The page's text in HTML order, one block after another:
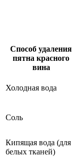
Способ удаления
пятна красного
вина
Холодная вода
Соль
Кипящая вода (для
белых тканей)